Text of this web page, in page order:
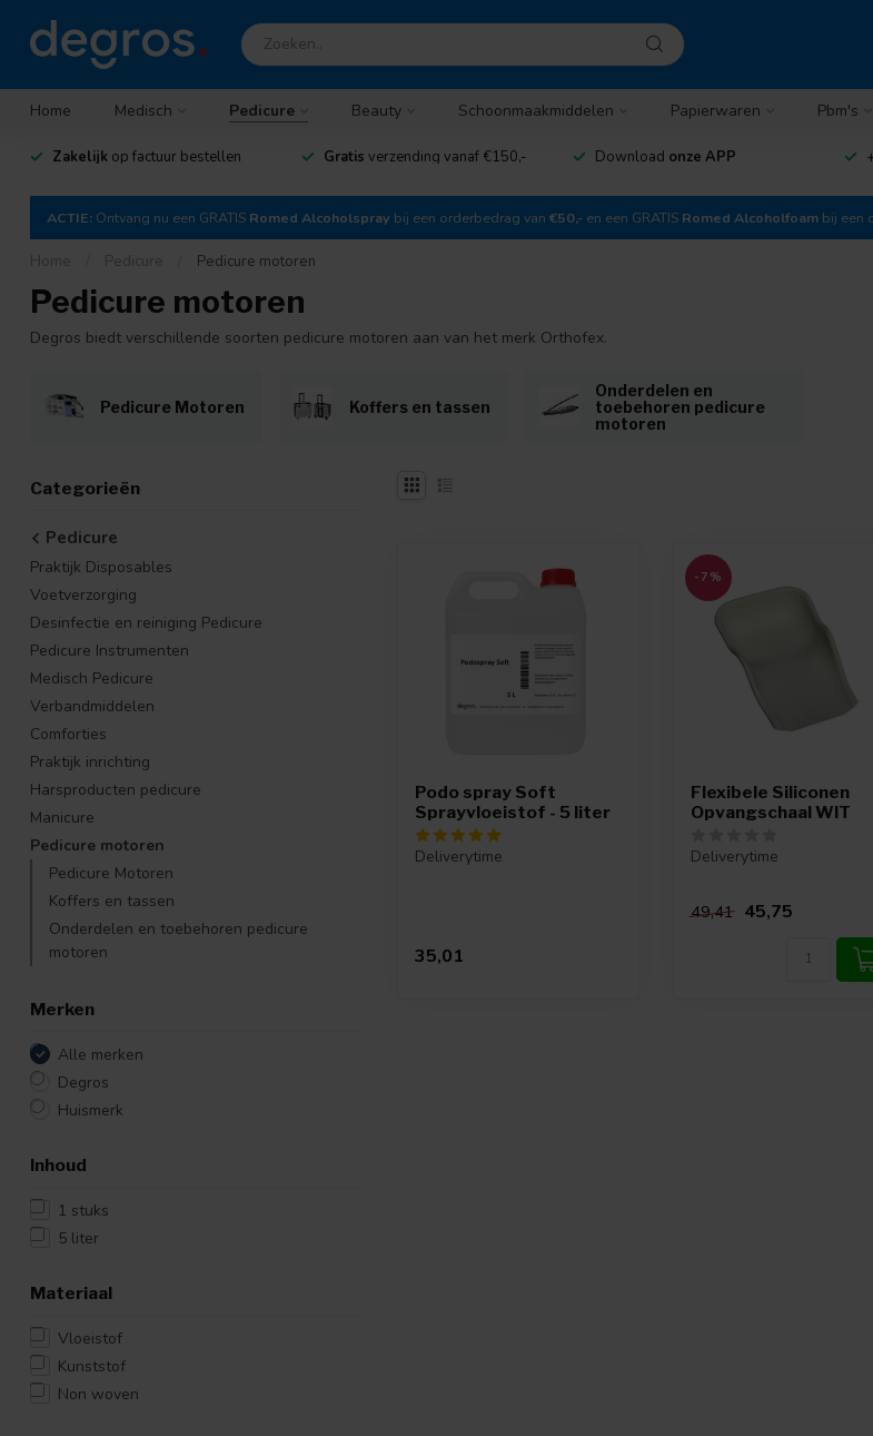
Home Medisch Pedicure Beauty Schoonmaakmiddelen Papierwaren Pbm's
Zakelijk op factuur bestellen Gratis verzending vanaf €150,- Download onze APP
ACTIE: Ontvang nu een GRATIS Romed Alcoholspray bij een orderbedrag van €50,- en een GRATIS Romed Alcoholfoam bij een
Home Pedicure Pedicure motoren
Pedicure motoren
Degros biedt verschillende soorten pedicure motoren aan van het merk Orthofex.
Pedicure Motoren Koffers en tassen
Onderdelen en
toebehoren pedicure
motoren
Categorieën
Pedicure
Praktijk Disposables
Voetverzorging
Desinfectie en reiniging Pedicure
Pedicure Instrumenten
Medisch Pedicure
Verbandmiddelen
Comforties
Praktijk inrichting
Harsproducten pedicure
Manicure
Pedicure motoren
Pedicure Motoren
Koffers en tassen
Onderdelen en toebehoren pedicure
motoren
Merken
Alle merken
Degros
Huismerk
Inhoud
1 stuks
5 liter
Materiaal
Vloeistof
Kunststof
Non woven
Podo spray Soft
Sprayvloeistof - 5 liter
Deliverytime
35,01
-7%
Flexibele Siliconen
Opvangschaal WIT
Deliverytime
49,41 45,75